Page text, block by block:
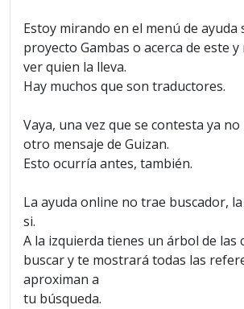
Estoy mirando en el menú de ayuda
proyecto Gambas o acerca de este
ver quien la lleva.
Hay muchos que son traductores.
Vaya, una vez que se contesta ya
otro mensaje de Guizan.
Esto ocurría antes, también.
La ayuda online no trae buscador,
si.
A la izquierda tienes un árbol de las
buscar y te mostrará todas las
aproximan a
tu búsqueda.